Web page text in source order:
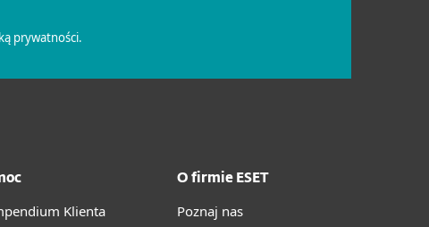
Klienta
O firmie ESET
Poznaj nas